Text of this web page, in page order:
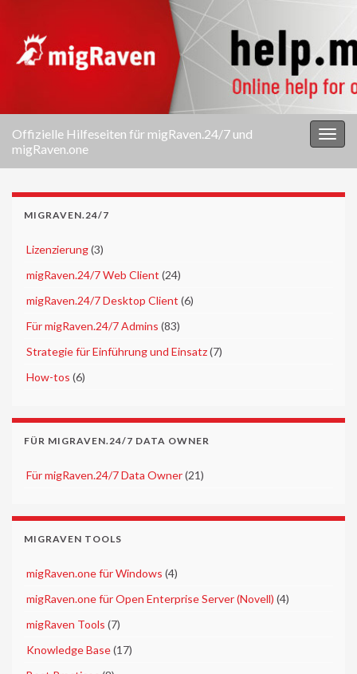
Offizielle Hilfeseiten für migRaven.24/7 und
migRaven.one
MIGRAVEN.24/7
Lizenzierung(3)
migRaven.24/7 Web Client (24)
migRaven.24/7 Desktop Client (6)
Für migRaven.24/7 Admins (83)
Strategie für Einführung und Einsatz(7)
How-tos (6)
FÜR MIGRAVEN.24/7 DATA OWNER
Für migRaven.24/7 Data Owner(21)
MIGRAVEN TOOLS
migRaven.one für Windows (4)
migRaven.one für Open Enterprise Server (Novell) (4)
migRaven Tools (7)
Knowledge Base(17)